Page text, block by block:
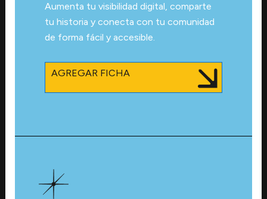
Aumenta tu visibilidad digital, comparte
tu historia y conecta con tu comunidad
de forma fácil y accesible.
AGREGAR FICHA